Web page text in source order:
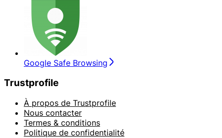
Google Safe Browsing
Trustprofile
À propos de Trustprofile
Nous contacter
Termes & conditions
Politique de confidentialité